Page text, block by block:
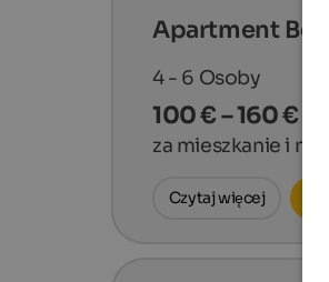
Apartment
4 - 6 Osoby
100 € – 160 €
za mieszkanie i noc
Czytaj więcej